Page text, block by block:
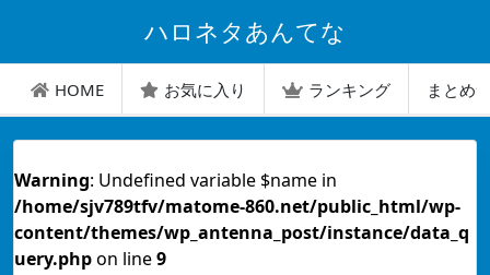
ハロネタあんてな
HOME お気に入り ランキング まとめ
Warning: Undefined variable $name in
/home/sjv789tfv/matome-860.net/public_html/wp-
content/themes/wp_antenna_post/instance/data_q
uery.phpon line9